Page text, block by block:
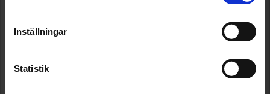
Inställningar
Statistik